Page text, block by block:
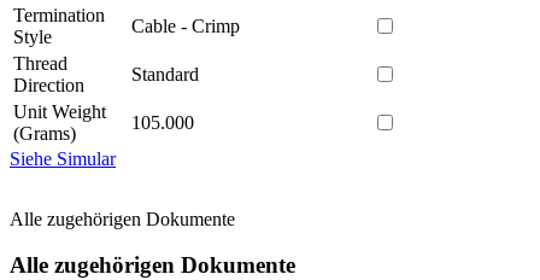
Termination
Style
Cable - Crimp
Thread
Direction
Standard
Unit Weight
(Grams)
105.000
Siehe Simular
Alle zugehörigen Dokumente
Alle zugehörigen Dokumente